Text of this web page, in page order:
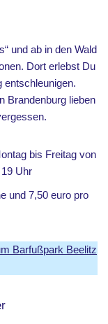
und ab in den Wald
Dort erlebst Du
entschleunigen.
Brandenburg lieben
bis Freitag von
Uhr
und 7,50 euro pro
Barfußpark Beelitz